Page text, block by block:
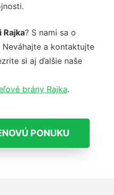
Rajka? S nami sa o
a kontaktujte
si aj ďalšie naše
brány Rajka.
PONUKU